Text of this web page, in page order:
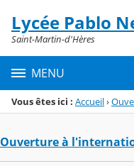
Menu de la rubrique
Contenu
Lycée Pablo
Saint-Martin-d'Hères
MENU
Vous êtes ici : Accueil›
Ouverture à